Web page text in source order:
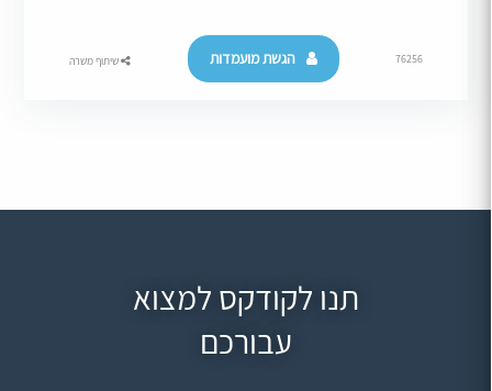
76256 הגשת מועמדות שיתוף משרה
תנו לקודקס למצוא
עבורכם